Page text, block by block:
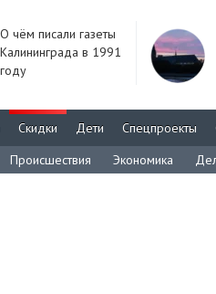
О чём писали газеты
Калининграда в 1991
году
Скидки Дети Спецпроекты
Происшествия Экономика